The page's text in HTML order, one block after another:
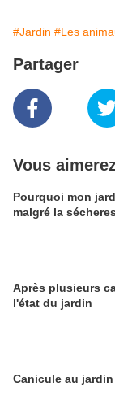
#Jardin #Les
Partager
Vous
Pourquoi mon
malgré la
Après plusieurs
l'état du jardin
Canicule au jardin